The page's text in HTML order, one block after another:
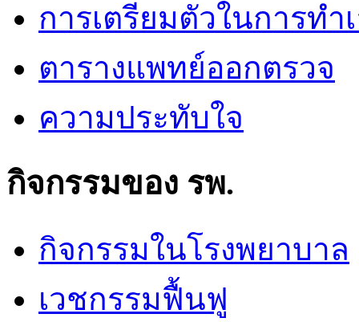
การเตรียมตัวในการทำ
ตารางแพทย์ออกตรวจ
ความประทับใจ
กิจกรรมของ รพ.
กิจกรรมในโรงพยาบาล
เวชกรรมฟื้นฟู